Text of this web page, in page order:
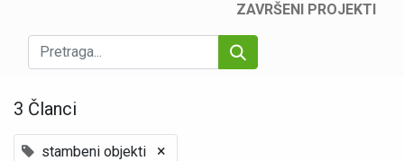
ZAVRŠENI PROJEKTI
3 Članci
stambeni objekti ×